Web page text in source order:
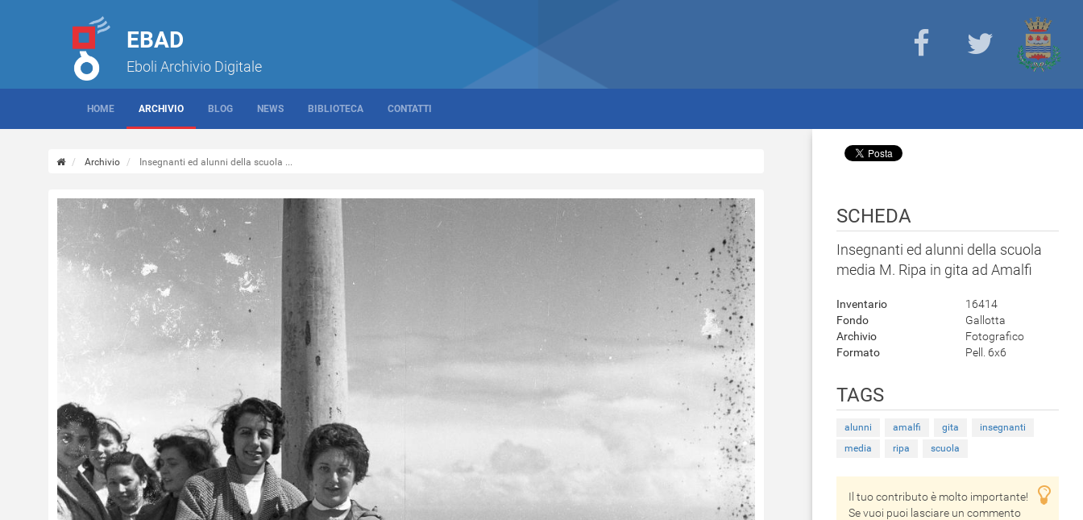
EBAD
Eboli Archivio Digitale
HOME ARCHIVIO BLOG NEWS BIBLIOTECA CONTATTI
Archivio Insegnanti ed alunni della scuola ...
SCHEDA
Insegnanti ed alunni della scuola
media M. Ripa in gita ad Amalfi
Inventario
16414
Fondo
Gallotta
Archivio
Fotografico
Formato
Pell. 6x6
TAGS
alunni amalfi gita
insegnanti
media
ripa scuola
Il tuo contributo è molto importante!
Se vuoi puoi lasciare un commento